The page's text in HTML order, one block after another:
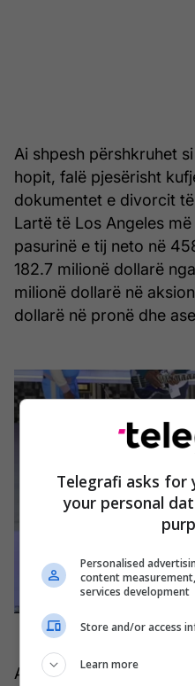
Ai shpesh përshkruhet
hopit, falë pjesërisht
dokumentet e divorcit
Lartë të Los Angeles
pasurinë e tij neto në
182.7 milionë dollarë
milionë dollarë në
dollarë në pronë dhe
Ai mendohej se vlente
Telegrafi asks for
your personal
Personalised
content
services development
Store and/or access
Learn more